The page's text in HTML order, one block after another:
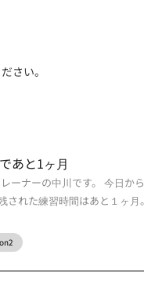
さい。
あと1ヶ月
ーナーの中川です。 今日か
された練習時間はあと１ヶ